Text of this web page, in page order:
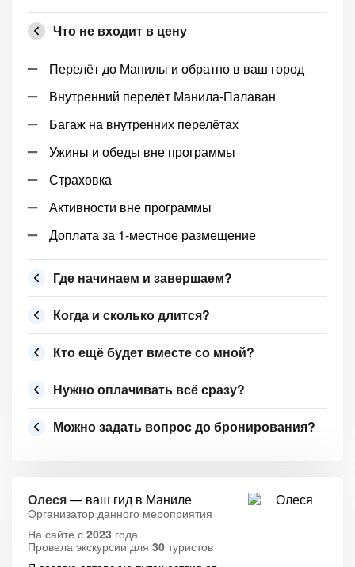
Что не входит в цену
Перелёт до Манилы и обратно в ваш город
Внутренний перелёт Манила-Палаван
Багаж на внутренних перелётах
Ужины и обеды вне программы
Страховка
Активности вне программы
Доплата за 1-местное размещение
Где начинаем и завершаем?
Когда и сколько длится?
Кто ещё будет вместе со мной?
Нужно оплачивать всё сразу?
Можно задать вопрос до бронирования?
Олеся— ваш гид в Маниле
Организатор данного мероприятия
На сайте с 2023 года
Провела экскурсии для 30 туристов